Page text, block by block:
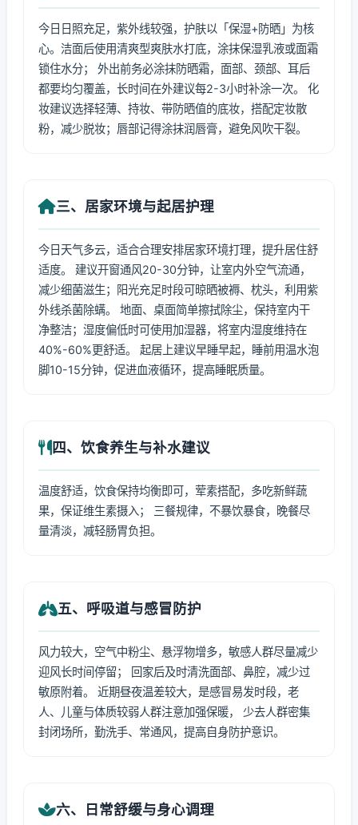
今日日照充足，紫外线较强，护肤以「保湿+防晒」为核
心。洁面后使用清爽型爽肤水打底，涂抹保湿乳液或面霜
锁住水分； 外出前务必涂抹防晒霜，面部、颈部、耳后
都要均匀覆盖，长时间在外建议每2-3小时补涂一次。 化
妆建议选择轻薄、持妆、带防晒值的底妆，搭配定妆散
粉，减少脱妆；唇部记得涂抹润唇膏，避免风吹干裂。
三、居家环境与起居护理
今日天气多云，适合合理安排居家环境打理，提升居住舒
适度。 建议开窗通风20-30分钟，让室内外空气流通，
减少细菌滋生；阳光充足时段可晾晒被褥、枕头，利用紫
外线杀菌除螨。 地面、桌面简单擦拭除尘，保持室内干
净整洁；湿度偏低时可使用加湿器，将室内湿度维持在
40%-60%更舒适。 起居上建议早睡早起，睡前用温水泡
脚10-15分钟，促进血液循环，提高睡眠质量。
四、饮食养生与补水建议
温度舒适，饮食保持均衡即可，荤素搭配，多吃新鲜蔬
果，保证维生素摄入； 三餐规律，不暴饮暴食，晚餐尽
量清淡，减轻肠胃负担。
五、呼吸道与感冒防护
风力较大，空气中粉尘、悬浮物增多，敏感人群尽量减少
迎风长时间停留； 回家后及时清洗面部、鼻腔，减少过
敏原附着。 近期昼夜温差较大，是感冒易发时段，老
人、儿童与体质较弱人群注意加强保暖， 少去人群密集
封闭场所，勤洗手、常通风，提高自身防护意识。
六、日常舒缓与身心调理